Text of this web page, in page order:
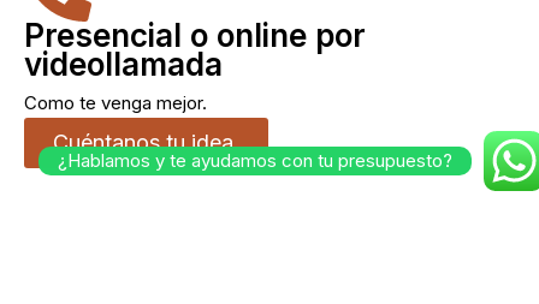
Presencial o online por
videollamada
Como te venga mejor.
Cuéntanos tu idea.
¿Hablamos y te ayudamos con tu presupuesto?